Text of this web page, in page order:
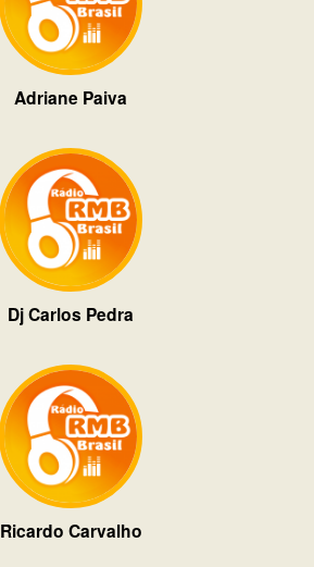
Adriane Paiva
Dj Carlos Pedra
Ricardo Carvalho